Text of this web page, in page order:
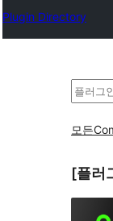
가
Plugin Directory
검
모든
[플러